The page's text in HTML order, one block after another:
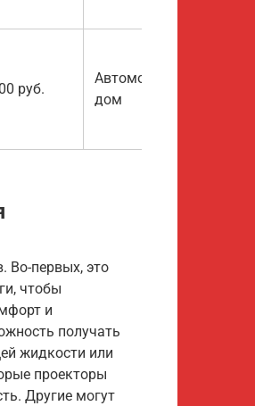
руб.
Автомобиль,
дом
Во-первых, это
чтобы
и
получать
жидкости или
проекторы
Другие могут